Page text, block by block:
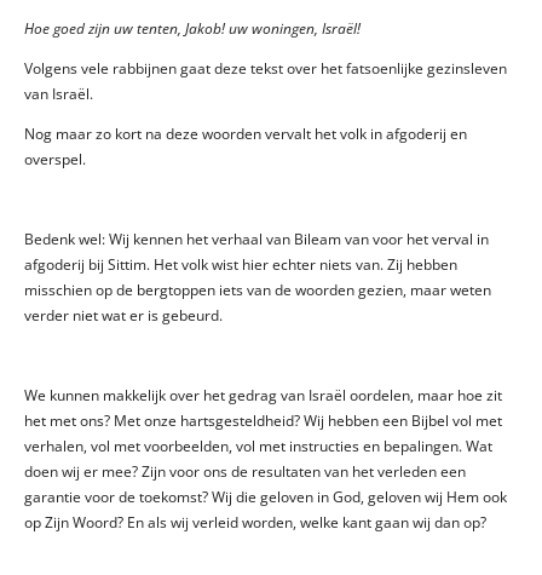
Hoe goed zijn uw tenten, Jakob! uw woningen, Israël!
Volgens vele rabbijnen gaat deze tekst over het fatsoenlijke gezinsleven
van Israël.
Nog maar zo kort na deze woorden vervalt het volk in afgoderij en
overspel.
Bedenk wel: Wij kennen het verhaal van Bileam van voor het verval in
afgoderij bij Sittim. Het volk wist hier echter niets van. Zij hebben
misschien op de bergtoppen iets van de woorden gezien, maar weten
verder niet wat er is gebeurd.
We kunnen makkelijk over het gedrag van Israël oordelen, maar hoe zit
het met ons? Met onze hartsgesteldheid? Wij hebben een Bijbel vol met
verhalen, vol met voorbeelden, vol met instructies en bepalingen. Wat
doen wij er mee? Zijn voor ons de resultaten van het verleden een
garantie voor de toekomst? Wij die geloven in God, geloven wij Hem ook
op Zijn Woord? En als wij verleid worden, welke kant gaan wij dan op?